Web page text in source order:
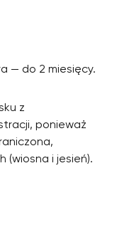
— do 2 miesięcy.
z
ponieważ
(wiosna i jesień).